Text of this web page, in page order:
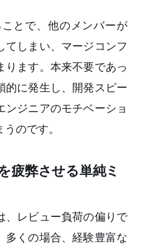
とで、他のメンバーが
てしまい、マージコンフ
ります。本来不要であっ
的に発生し、開発スピー
ンジニアのモチベーショ
のです。
疲弊させる単純ミ
、レビュー負荷の偏りで
多くの場合、経験豊富な